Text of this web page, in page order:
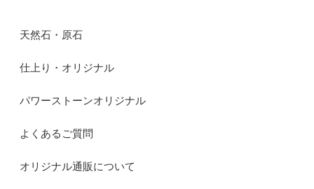
天然石・原石
仕上り・オリジナル
パワーストーンオリジナル
よくあるご質問
オリジナル通販について